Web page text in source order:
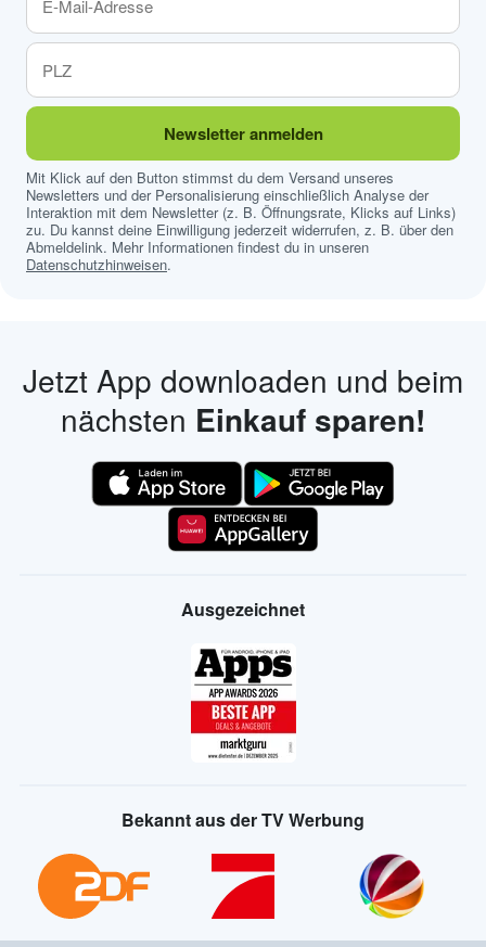
Newsletter anmelden
Mit Klick auf den Button stimmst du dem Versand unseres
Newsletters und der Personalisierung einschließlich Analyse der
Interaktion mit dem Newsletter (z. B. Öffnungsrate, Klicks auf Links)
zu. Du kannst deine Einwilligung jederzeit widerrufen, z. B. über den
Abmeldelink. Mehr Informationen findest du in unseren
Datenschutzhinweisen.
Jetzt App downloaden und beim
nächsten Einkauf sparen!
Ausgezeichnet
Bekannt aus der TV Werbung